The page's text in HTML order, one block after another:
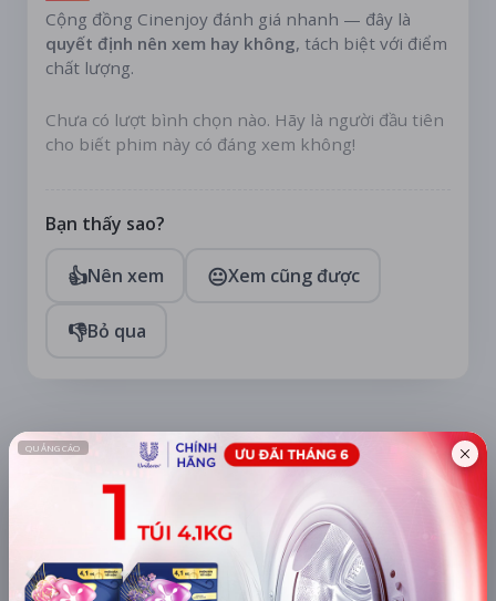
Cộng đồng Cinenjoy đánh giá nhanh — đây là
quyết định nên xem hay không, tách biệt với điểm
chất lượng.
Chưa có lượt bình chọn nào. Hãy là người đầu tiên
cho biết phim này có đáng xem không!
Bạn thấy sao?
👍Nên xem 😐Xem cũng được
👎Bỏ qua
TÀI TRỢ
Quạt mini GOOJODOQ 4000
mAh di động
Khuyến mãi + free ship
Xem khuyến mãi